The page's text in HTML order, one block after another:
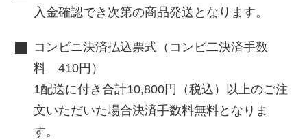
入金確認でき次第の商品発送となります。
コンビニ決済払込票式（コンビ二決済手数
料 410円）
1配送に付き合計10,800円（税込）以上のご注
文いただいた場合決済手数料無料となりま
す。